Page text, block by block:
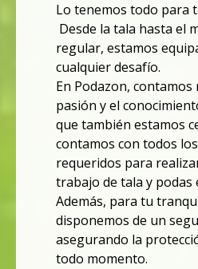
Lo tenemos todo para
Desde la tala hasta el
regular, estamos
cualquier desafío.
En Podazon, contamos
pasión y el
que también estamos
contamos con todos
requeridos para
trabajo de tala y podas
Además, para tu
disponemos de un
asegurando la
todo momento.